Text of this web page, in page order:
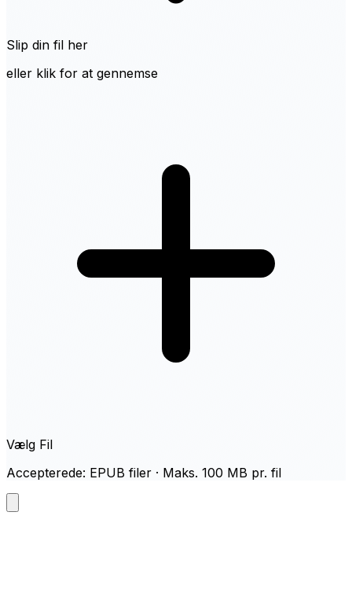
Slip din fil her
eller klik for at gennemse
Vælg Fil
Accepterede: EPUB filer · Maks. 100 MB pr. fil